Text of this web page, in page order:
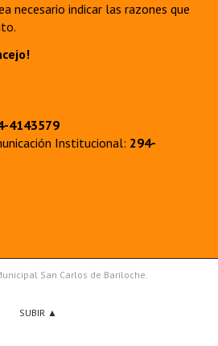
necesario indicar las razones que
4143579
Institucional: 294-
San Carlos de Bariloche.
SUBIR ▲